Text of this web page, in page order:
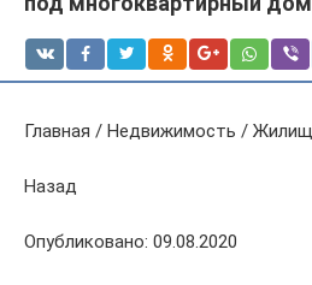
Главная / Недвижимость /
Назад
Опубликовано: 09.08.2020